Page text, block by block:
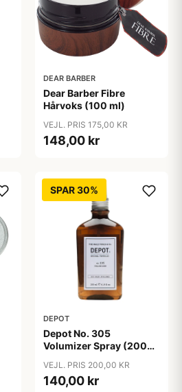
DEAR BARBER
Dear Barber Fibre
Hårvoks (100 ml)
VEJL. PRIS 175,00 KR
148,00 kr
SPAR 30%
DEPOT
Depot No. 305
Volumizer Spray (200
VEJL. PRIS 200,00 KR
140,00 kr